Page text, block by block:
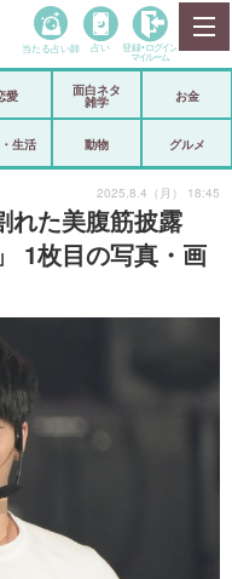
ーツ
ルーム
当たる占い師 占い 登録• ログイン
マイルーム
愛
面白ネタ
雑学
お金
生活 動物 グルメ
れた美腹筋披露
1枚目の写真・画
2025.8.4（月） 18:45